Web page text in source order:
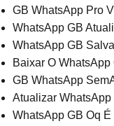
GB WhatsApp Pro
WhatsApp GB
WhatsApp GB
Baixar O
GB WhatsApp
Atualizar WhatsApp
WhatsApp GB Oq É